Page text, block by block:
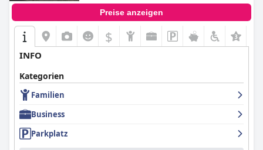
Preise anzeigen
$
INFO
Kategorien
Familien
Business
Parkplatz